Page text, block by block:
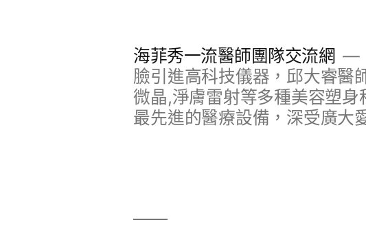
海菲秀一流醫師團隊交流網
臉引進高科技儀器，邱大睿醫
微晶,淨膚雷射等多種美容塑
最先進的醫療設備，深受廣大